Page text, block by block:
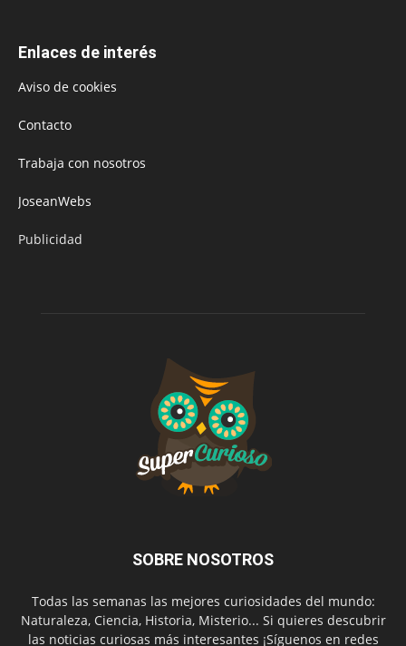
Enlaces de interés
Aviso de cookies
Contacto
Trabaja con nosotros
JoseanWebs
Publicidad
SOBRE NOSOTROS
Todas las semanas las mejores curiosidades del mundo:
Naturaleza, Ciencia, Historia, Misterio... Si quieres descubrir
las noticias curiosas más interesantes ¡Síguenos en redes